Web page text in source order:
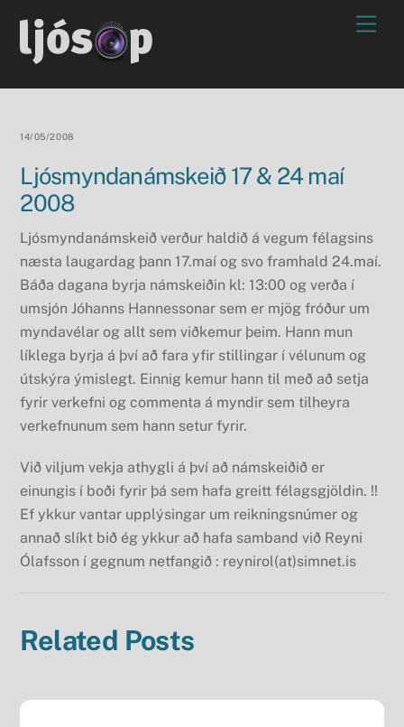
content
14/05/2008
Ljósmyndanámskeið 17 & 24 maí
2008
Ljósmyndanámskeið verður haldið á vegum félagsins
næsta laugardag þann 17.maí og svo framhald 24.maí.
Báða dagana byrja námskeiðin kl: 13:00 og verða í
umsjón Jóhanns Hannessonar sem er mjög fróður um
myndavélar og allt sem viðkemur þeim. Hann mun
líklega byrja á því að fara yfir stillingar í vélunum og
útskýra ýmislegt. Einnig kemur hann til með að setja
fyrir verkefni og commenta á myndir sem tilheyra
verkefnunum sem hann setur fyrir.
Við viljum vekja athygli á því að námskeiðið er
einungis í boði fyrir þá sem hafa greitt félagsgjöldin. !!
Ef ykkur vantar upplýsingar um reikningsnúmer og
annað slíkt bið ég ykkur að hafa samband við Reyni
Ólafsson í gegnum netfangið : reynirol(at)simnet.is
Related Posts